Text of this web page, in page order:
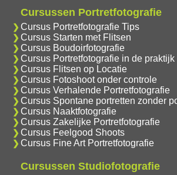
Cursussen Portretfotografie
Cursus Portretfotografie Tips
Cursus Starten met Flitsen
Cursus Boudoirfotografie
Cursus Portretfotografie in de praktijk
Cursus Flitsen op Locatie
Cursus Fotoshoot onder controle
Cursus Verhalende Portretfotografie
Cursus Spontane portretten zonder
Cursus Naaktfotografie
Cursus Zakelijke Portretfotografie
Cursus Feelgood Shoots
Cursus Fine Art Portretfotografie
Cursussen Studiofotografie